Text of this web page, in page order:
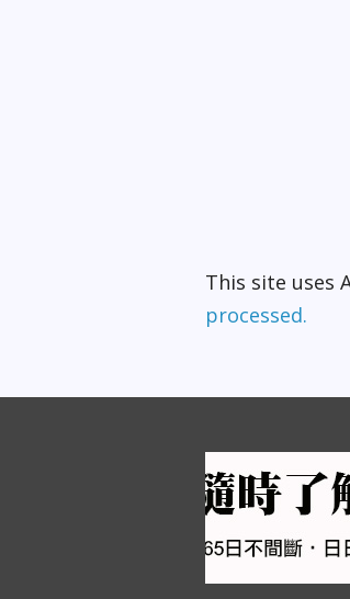
This site uses
processed.